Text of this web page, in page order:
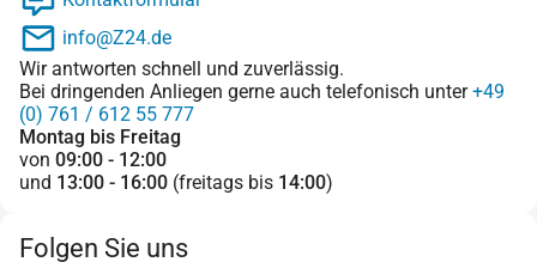
info@Z24.de
Wir antworten schnell und zuverlässig.
Bei dringenden Anliegen gerne auch telefonisch unter+49
(0) 761 / 612 55 777
Montag bis Freitag
von 09:00 - 12:00
und 13:00 - 16:00 (freitags bis 14:00)
Folgen Sie uns